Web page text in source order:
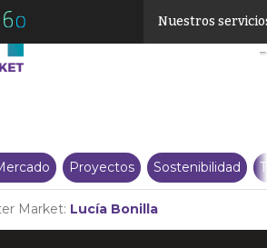
Nuestros
Proyectos Sostenibilidad
Market: Lucía Bonilla